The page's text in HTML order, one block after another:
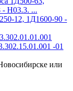
- Н03.3. ...
12, 1Д1600-90 -
-01
или